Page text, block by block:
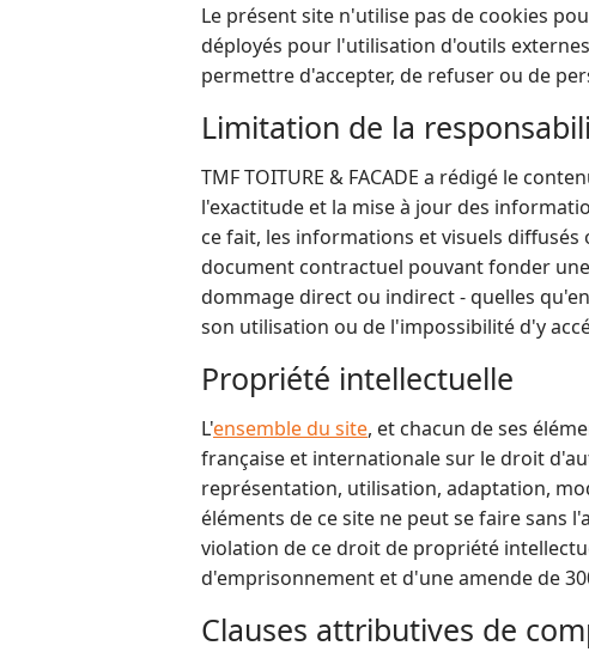
Le présent site n'utilise pas de cookies
déployés pour l'utilisation d'outils
permettre d'accepter, de refuser ou de
Limitation de la
TMF TOITURE & FACADE a rédigé le
l'exactitude et la mise à jour des
ce fait, les informations et visuels
document contractuel pouvant fonder une
dommage direct ou indirect - quelles
son utilisation ou de l'impossibilité d'y
Propriété intellectuelle
L'ensemble du site, et chacun de ses
française et internationale sur le droit
représentation, utilisation, adaptation,
éléments de ce site ne peut se faire sans
violation de ce droit de propriété
d'emprisonnement et d'une amende de
Clauses attributives de